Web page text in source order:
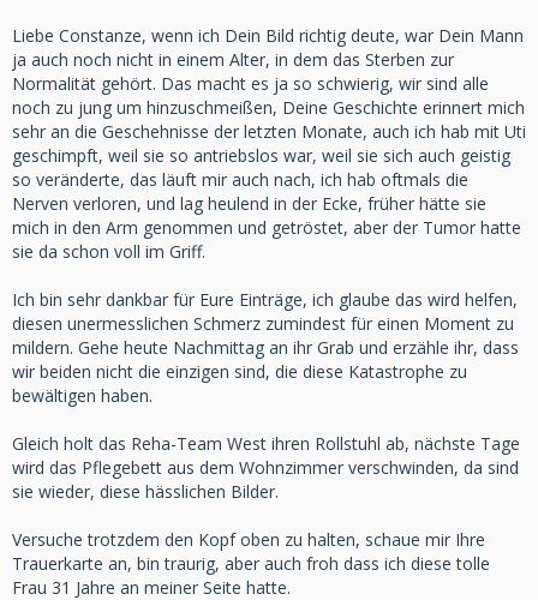
Liebe Constanze, wenn ich Dein Bild richtig deute, war Dein Mann
ja auch noch nicht in einem Alter, in dem das Sterben zur
Normalität gehört. Das macht es ja so schwierig, wir sind alle
noch zu jung um hinzuschmeißen, Deine Geschichte erinnert mich
sehr an die Geschehnisse der letzten Monate, auch ich hab mit Uti
geschimpft, weil sie so antriebslos war, weil sie sich auch geistig
so veränderte, das läuft mir auch nach, ich hab oftmals die
Nerven verloren, und lag heulend in der Ecke, früher hätte sie
mich in den Arm genommen und getröstet, aber der Tumor hatte
sie da schon voll im Griff.
Ich bin sehr dankbar für Eure Einträge, ich glaube das wird helfen,
diesen unermesslichen Schmerz zumindest für einen Moment zu
mildern. Gehe heute Nachmittag an ihr Grab und erzähle ihr, dass
wir beiden nicht die einzigen sind, die diese Katastrophe zu
bewältigen haben.
Gleich holt das Reha-Team West ihren Rollstuhl ab, nächste Tage
wird das Pflegebett aus dem Wohnzimmer verschwinden, da sind
sie wieder, diese hässlichen Bilder.
Versuche trotzdem den Kopf oben zu halten, schaue mir Ihre
Trauerkarte an, bin traurig, aber auch froh dass ich diese tolle
Frau 31 Jahre an meiner Seite hatte.